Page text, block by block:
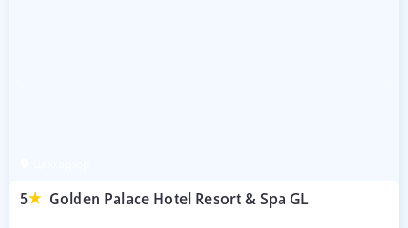
5 Golden Palace Hotel Resort & Spa GL